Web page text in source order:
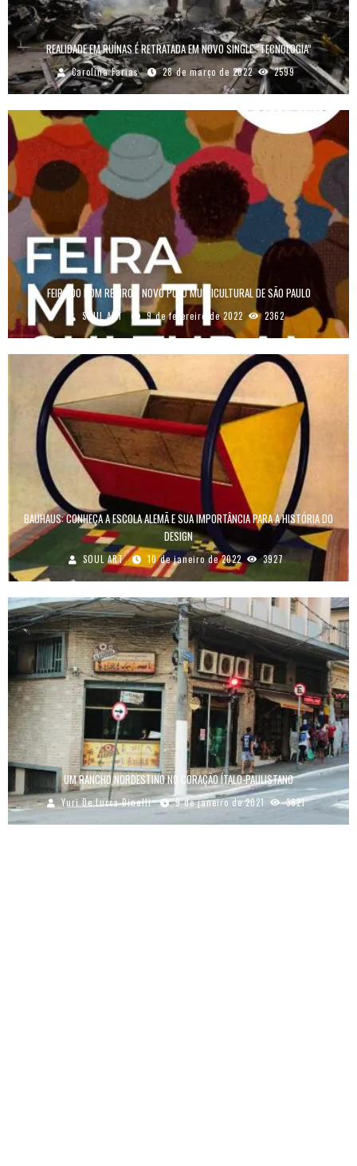
REALIDADE EM RUÍNAS É RETRATADA EM NOVO SINGLE “TECNOLOGIA”
Carolina Farias 28 de março de 2022 2599
FEIRA DO BOM RETIRO É NOVO POLO MULTICULTURAL DE SÃO PAULO
SOUL ART 9 de fevereiro de 2022 2362
BAUHAUS: CONHEÇA A ESCOLA ALEMÃ E SUA IMPORTÂNCIA PARA A HISTÓRIA DO
DESIGN
SOUL ART 10 de janeiro de 2022 3927
UM RANCHO NORDESTINO NO CORAÇÃO ÍTALO-PAULISTANO
Yuri De Lucca Dinalli 9 de janeiro de 2021 3621